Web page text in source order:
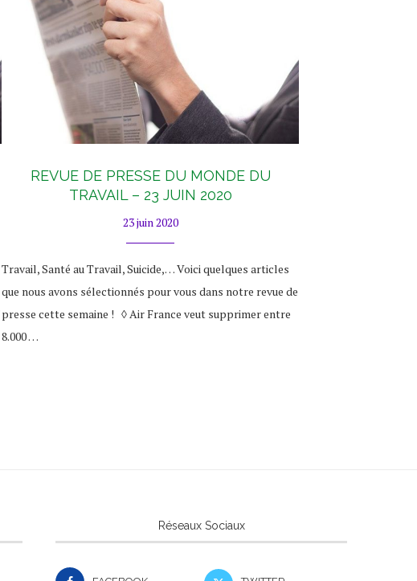
REVUE DE PRESSE DU MONDE DU
TRAVAIL – 23 JUIN 2020
23 juin 2020
Travail, Santé au Travail, Suicide,… Voici quelques articles
que nous avons sélectionnés pour vous dans notre revue de
presse cette semaine ! ◊ Air France veut supprimer entre
8.000 …
Réseaux Sociaux